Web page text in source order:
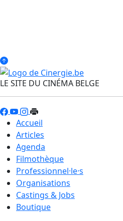
LE SITE DU CINÉMA BELGE
Accueil
Articles
Agenda
Filmothèque
Professionnel·le·s
Organisations
Castings & Jobs
Boutique